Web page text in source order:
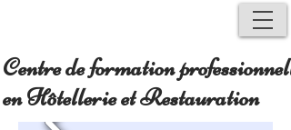
Centre de formation professionnelle
en Hôtellerie et Restauration